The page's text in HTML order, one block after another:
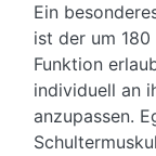
Ein
ist der um
Funktion
individuell an
anzupassen.